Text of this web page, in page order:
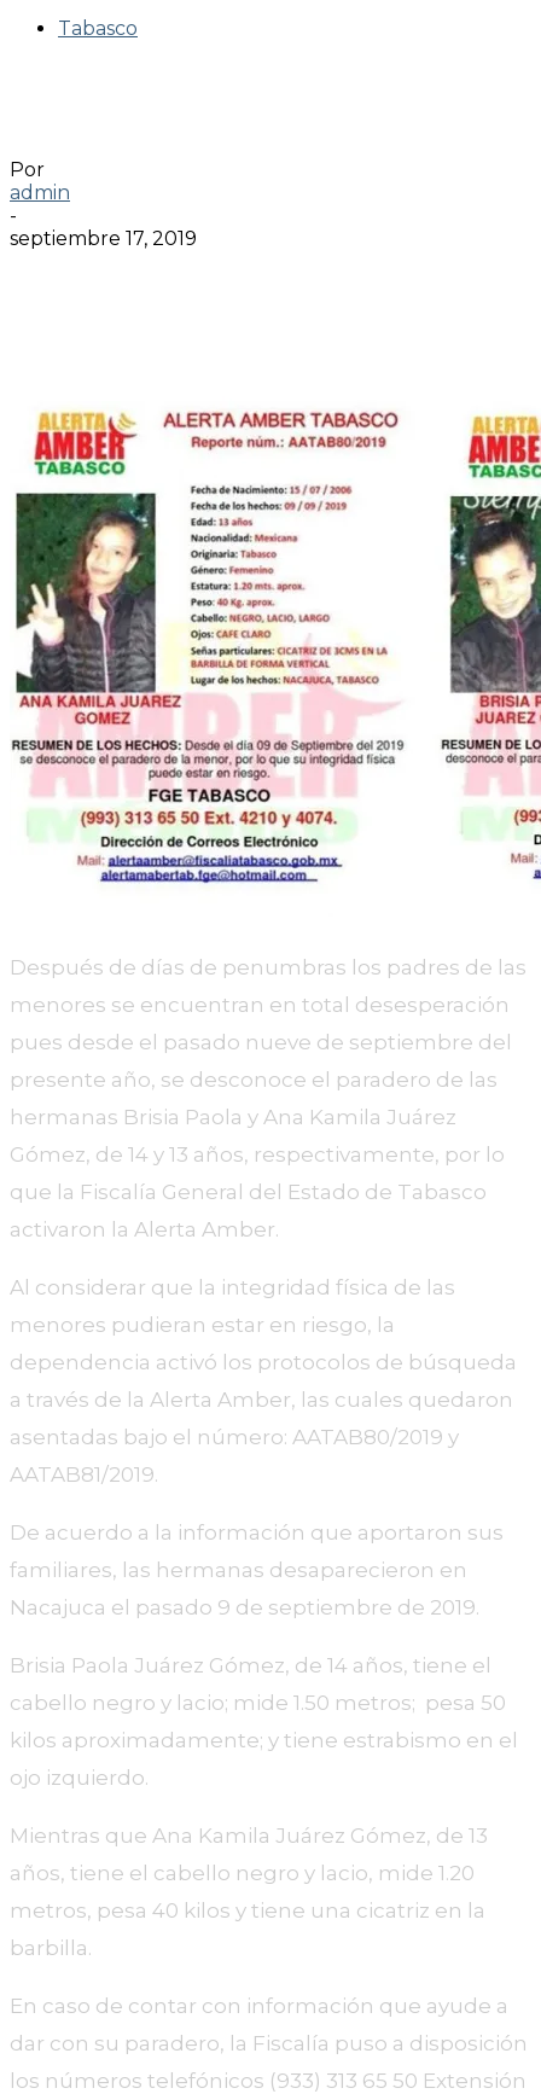
Tabasco
Por
admin
-
septiembre 17, 2019
Después de días de penumbras los padres de las
menores se encuentran en total desesperación
pues desde el pasado nueve de septiembre del
presente año, se desconoce el paradero de las
hermanas Brisia Paola y Ana Kamila Juárez
Gómez, de 14 y 13 años, respectivamente, por lo
que la Fiscalía General del Estado de Tabasco
activaron la Alerta Amber.
Al considerar que la integridad física de las
menores pudieran estar en riesgo, la
dependencia activó los protocolos de búsqueda
a través de la Alerta Amber, las cuales quedaron
asentadas bajo el número: AATAB80/2019 y
AATAB81/2019.
De acuerdo a la información que aportaron sus
familiares, las hermanas desaparecieron en
Nacajuca el pasado 9 de septiembre de 2019.
Brisia Paola Juárez Gómez, de 14 años, tiene el
cabello negro y lacio; mide 1.50 metros; pesa 50
kilos aproximadamente; y tiene estrabismo en el
ojo izquierdo.
Mientras que Ana Kamila Juárez Gómez, de 13
años, tiene el cabello negro y lacio, mide 1.20
metros, pesa 40 kilos y tiene una cicatriz en la
barbilla.
En caso de contar con información que ayude a
dar con su paradero, la Fiscalía puso a disposición
los números telefónicos (933) 313 65 50 Extensión